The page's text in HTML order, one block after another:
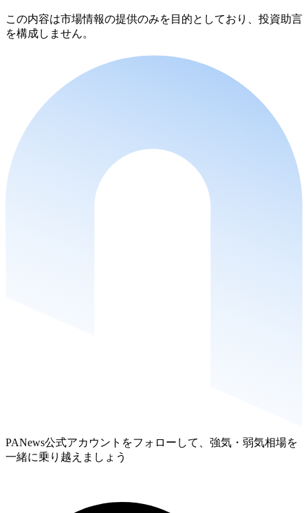
この内容は市場情報の提供のみを目的としており、投資助言
を構成しません。
PANews公式アカウントをフォローして、強気・弱気相場を
一緒に乗り越えましょう